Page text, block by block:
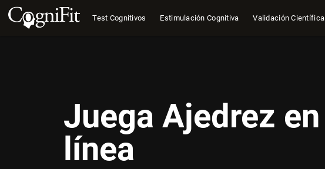
Test Cognitivos Estimulación Cognitiva Validación Científica
Juega Ajedrez en
línea